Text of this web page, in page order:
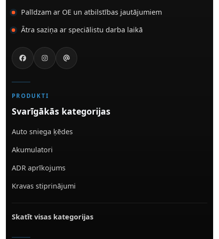
Palīdzam ar OE un atbilstības jautājumiem
Ātra saziņa ar speciālistu darba laikā
PRODUKTI
Svarīgākās kategorijas
Auto sniega ķēdes
Akumulatori
ADR aprīkojums
Kravas stiprinājumi
Skatīt visas kategorijas